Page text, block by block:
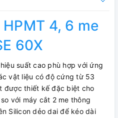
4, 6 me
60X
suất cao phù hợp với ứng
vật liệu có độ cứng từ 53
được thiết kế đặc biệt cho
với máy cắt 2 me thông
Silicon dẻo dai để kéo dài